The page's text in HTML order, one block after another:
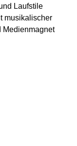
Laufstile
musikalischer
Medienmagnet